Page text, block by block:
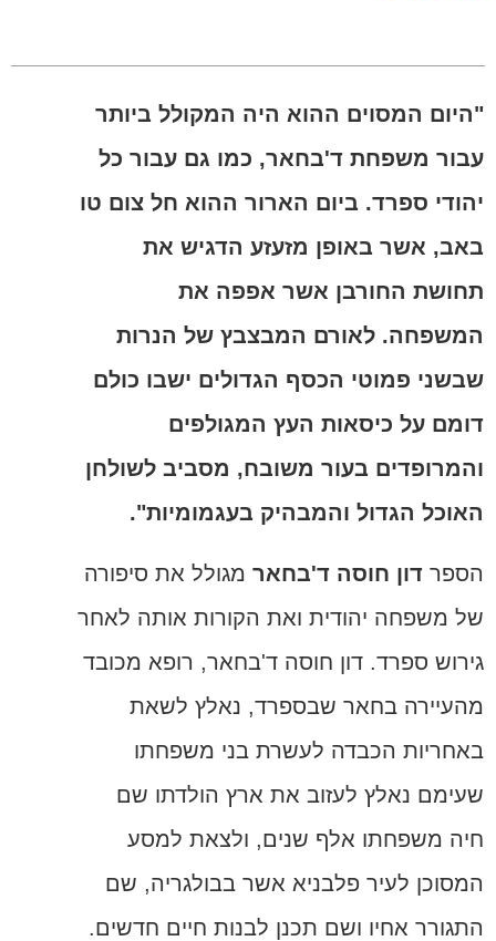
"היום המסוים ההוא היה המקולל ביותר
עבור משפחת ד'בחאר, כמו גם עבור כל
יהודי ספרד. ביום הארור ההוא חל צום טו
באב, אשר באופן מזעזע הדגיש את
תחושת החורבן אשר אפפה את
המשפחה. לאורם המבצבץ של הנרות
שבשני פמוטי הכסף הגדולים ישבו כולם
דומם על כיסאות העץ המגולפים
והמרופדים בעור משובח, מסביב לשולחן
האוכל הגדול והמבהיק בעגמומיות".
הספר דון חוסה ד'בחאר מגולל את סיפורה
של משפחה יהודית ואת הקורות אותה לאחר
גירוש ספרד. דון חוסה ד'בחאר, רופא מכובד
מהעיירה בחאר שבספרד, נאלץ לשאת
באחריות הכבדה לעשרת בני משפחתו
שעימם נאלץ לעזוב את ארץ הולדתו שם
חיה משפחתו אלף שנים, ולצאת למסע
המסוכן לעיר פלבניא אשר בבולגריה, שם
התגורר אחיו ושם תכנן לבנות חיים חדשים.